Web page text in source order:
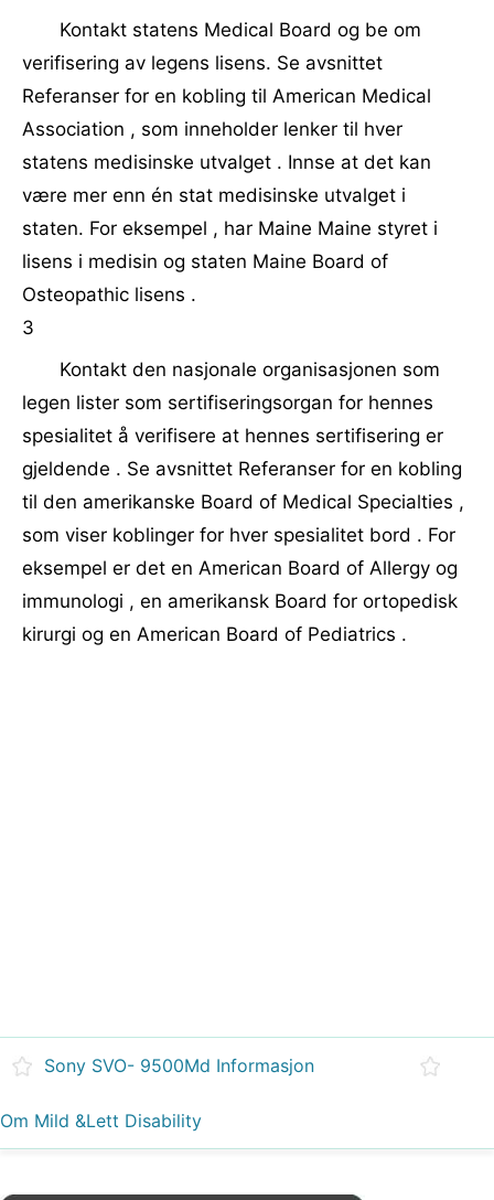
Kontakt statens Medical Board og be om
verifisering av legens lisens. Se avsnittet
Referanser for en kobling til American Medical
Association , som inneholder lenker til hver
statens medisinske utvalget . Innse at det kan
være mer enn én stat medisinske utvalget i
staten. For eksempel , har Maine Maine styret i
lisens i medisin og staten Maine Board of
Osteopathic lisens .
3
Kontakt den nasjonale organisasjonen som
legen lister som sertifiseringsorgan for hennes
spesialitet å verifisere at hennes sertifisering er
gjeldende . Se avsnittet Referanser for en kobling
til den amerikanske Board of Medical Specialties ,
som viser koblinger for hver spesialitet bord . For
eksempel er det en American Board of Allergy og
immunologi , en amerikansk Board for ortopedisk
kirurgi og en American Board of Pediatrics .
Sony SVO- 9500Md Informasjon
Om Mild &Lett Disability